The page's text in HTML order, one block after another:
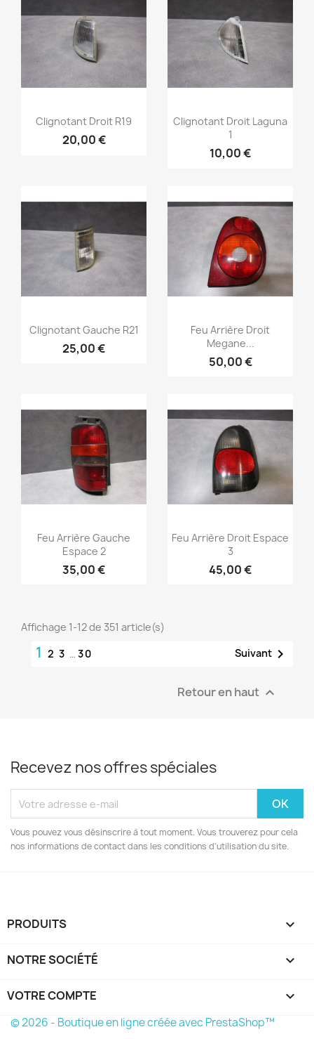
Aperçu rapide
Clignotant Droit R19
20,00 €
Aperçu rapide
Clignotant Droit Laguna
1
10,00 €
Aperçu rapide
Clignotant Gauche R21
25,00 €
Aperçu rapide
Feu Arrière Droit
Megane...
50,00 €
Aperçu rapide
Feu Arrière Gauche
Espace 2
35,00 €
Aperçu rapide
Feu Arrière Droit Espace
3
45,00 €
Affichage 1-12 de 351 article(s)
1 2 3 … 30 Suivant 
Retour en haut 
Recevez nos offres spéciales
Vous pouvez vous désinscrire à tout moment. Vous trouverez pour cela
nos informations de contact dans les conditions d'utilisation du site.
PRODUITS 
NOTRE SOCIÉTÉ 
VOTRE COMPTE 
© 2026 - Boutique en ligne créée avec PrestaShop™